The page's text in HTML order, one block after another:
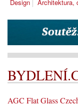
Design Architektura,
AGC Flat Glass